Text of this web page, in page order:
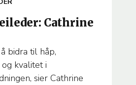
Cathrine
bidra til håp,
kvalitet i
sier Cathrine